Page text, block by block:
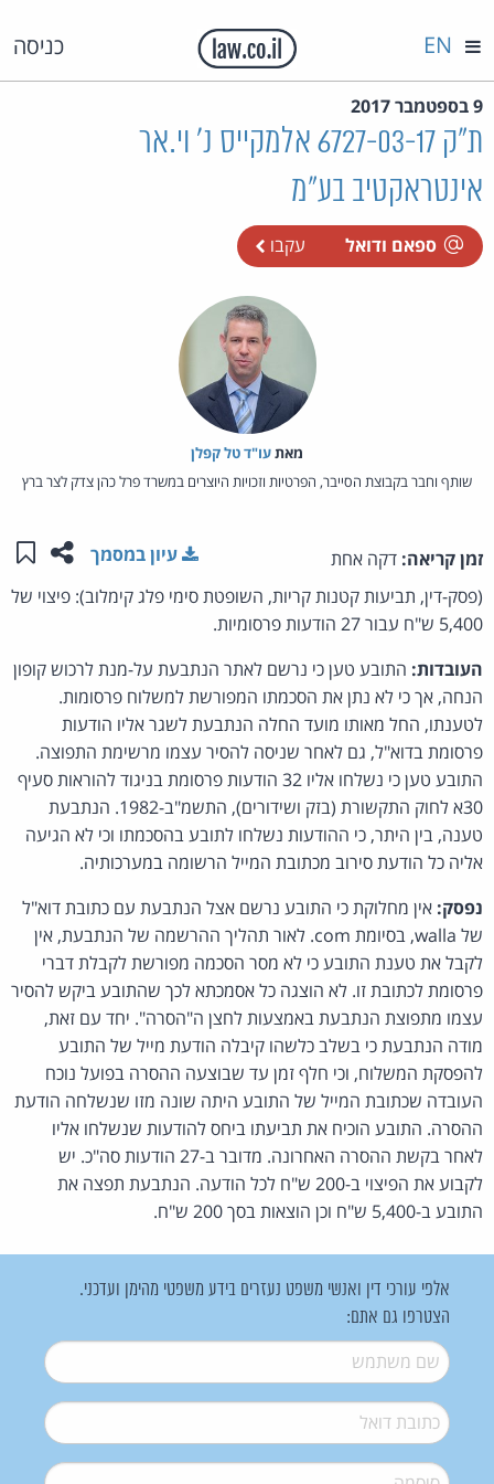
כניסה EN
9 בספטמבר 2017
ת"ק 6727-03-17 אלמקייס נ' וי.אר
אינטראקטיב בע"מ
ספאם ודואל עקבו
מאת‏עו"ד טל קפלן
שותף וחבר בקבוצת הסייבר, הפרטיות וזכויות היוצרים במשרד פרל כהן צדק לצר ברץ
זמן קריאה: דקה אחת שתפו
עיון במסמך
(פסק-דין, תביעות קטנות קריות, השופטת סימי פלג קימלוב): פיצוי של
5,400 ש"ח עבור 27 הודעות פרסומיות.
העובדות: התובע טען כי נרשם לאתר הנתבעת על-מנת לרכוש קופון
הנחה, אך כי לא נתן את הסכמתו המפורשת למשלוח פרסומות.
לטענתו, החל מאותו מועד החלה הנתבעת לשגר אליו הודעות
פרסומת בדוא"ל, גם לאחר שניסה להסיר עצמו מרשימת התפוצה.
התובע טען כי נשלחו אליו 32 הודעות פרסומת בניגוד להוראות סעיף
30א לחוק התקשורת (בזק ושידורים), התשמ"ב-1982. הנתבעת
טענה, בין היתר, כי ההודעות נשלחו לתובע בהסכמתו וכי לא הגיעה
אליה כל הודעת סירוב מכתובת המייל הרשומה במערכותיה.
נפסק: אין מחלוקת כי התובע נרשם אצל הנתבעת עם כתובת דוא"ל
של walla, בסיומת com. לאור תהליך ההרשמה של הנתבעת, אין
לקבל את טענת התובע כי לא מסר הסכמה מפורשת לקבלת דברי
פרסומת לכתובת זו. לא הוצגה כל אסמכתא לכך שהתובע ביקש להסיר
עצמו מתפוצת הנתבעת באמצעות לחצן ה"הסרה". יחד עם זאת,
מודה הנתבעת כי בשלב כלשהו קיבלה הודעת מייל של התובע
להפסקת המשלוח, וכי חלף זמן עד שבוצעה ההסרה בפועל נוכח
העובדה שכתובת המייל של התובע היתה שונה מזו שנשלחה הודעת
ההסרה. התובע הוכיח את תביעתו ביחס להודעות שנשלחו אליו
לאחר בקשת ההסרה האחרונה. מדובר ב-27 הודעות סה"כ. יש
לקבוע את הפיצוי ב-200 ש"ח לכל הודעה. הנתבעת תפצה את
התובע ב-5,400 ש"ח וכן הוצאות בסך 200 ש"ח.
אלפי עורכי דין ואנשי משפט נעזרים בידע משפטי מהימן ועדכני.
הצטרפו גם אתם:
שם משתמש*
דואל*
סיסמה*